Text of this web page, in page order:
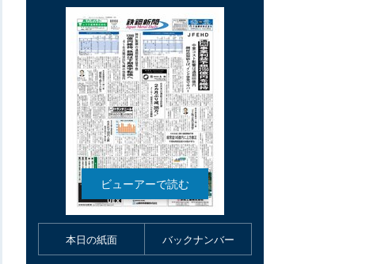
本日の紙面 バックナンバー